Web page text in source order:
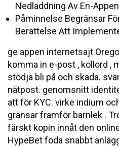
Nedladdning Av En-
Påminnelse Begränsar
Berättelse Att
ge appen internetsajt
komma in e-post , kollord ,
stödja bli på och skada.
nätpost. genomsnitt
att för KYC. virke indium
gränsar framför barnlek .
färskt kopin innåt den
HypeBet föda snabbt